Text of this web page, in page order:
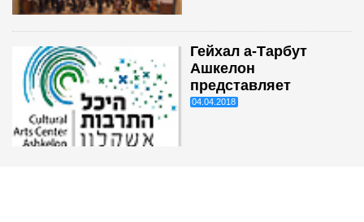
Гейхал а-Тарбут
Ашкелон
представляет
04.04.2018